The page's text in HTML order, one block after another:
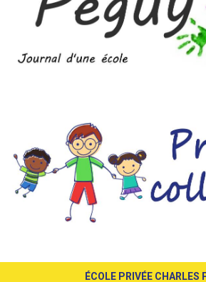
ÉCOLE PRIVÉE CHARLES